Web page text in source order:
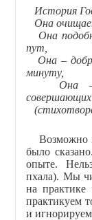
История
Она
Она
пут,
Она –
минуту,
Она –
совершающих
Возможно
было
опыте.
пхала). Мы
на
практикуем
и